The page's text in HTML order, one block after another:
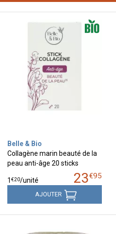
Belle & Bio
Collagène marin beauté de la
peau anti-âge 20 sticks
23€95
1 €20/unité
AJOUTER